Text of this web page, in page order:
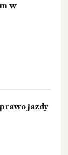
w
jazdy